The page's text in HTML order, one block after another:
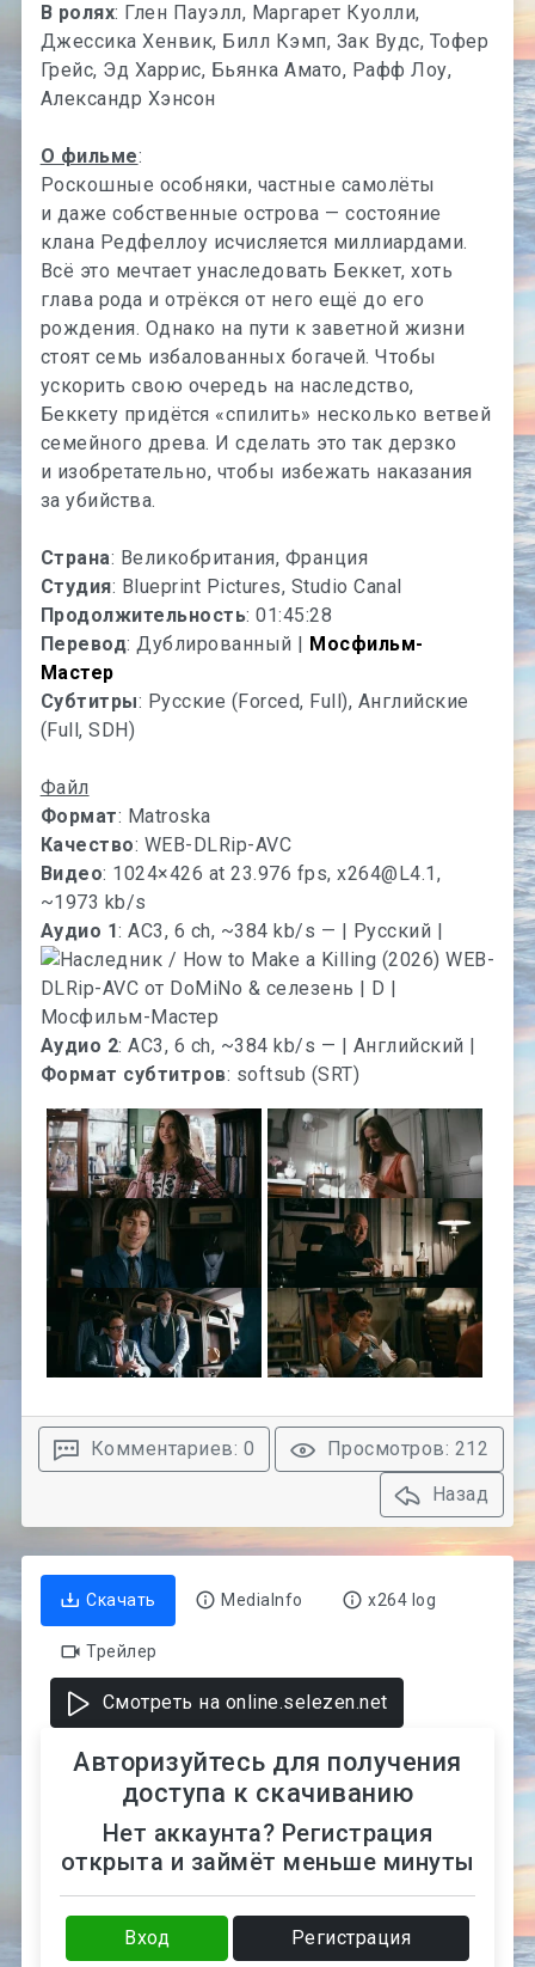
В ролях: Глен Пауэлл, Маргарет Куолли,
Джессика Хенвик, Билл Кэмп, Зак Вудс, Тофер
Грейс, Эд Харрис, Бьянка Амато, Рафф Лоу,
Александр Хэнсон
О фильме:
Роскошные особняки, частные самолёты
и даже собственные острова — состояние
клана Редфеллоу исчисляется миллиардами.
Всё это мечтает унаследовать Беккет, хоть
глава рода и отрёкся от него ещё до его
рождения. Однако на пути к заветной жизни
стоят семь избалованных богачей. Чтобы
ускорить свою очередь на наследство,
Беккету придётся «спилить» несколько ветвей
семейного древа. И сделать это так дерзко
и изобретательно, чтобы избежать наказания
за убийства.
Страна: Великобритания, Франция
Студия: Blueprint Pictures, Studio Canal
Продолжительность: 01:45:28
Перевод: Дублированный |
Мосфильм-
Мастер
Субтитры: Русские (Forced, Full), Английские
(Full, SDH)
Файл
Формат: Matroska
Качество: WEB-DLRip-AVC
Видео: 1024×426 at 23.976 fps,x264@L4.1 ,
~1973 kb/s
Аудио 1: AC3, 6 ch, ~384 kb/s — | Русский |
Аудио 2: AC3, 6 ch, ~384 kb/s — | Английский |
Формат субтитров: softsub (SRT)
Комментариев: 0
Просмотров: 212
Назад
Скачать MediaInfo x264 log
Трейлер
Смотреть на online.selezen.net
Авторизуйтесь для получения
доступа к скачиванию
Нет аккаунта? Регистрация
открыта и займёт меньше минуты
Вход Регистрация